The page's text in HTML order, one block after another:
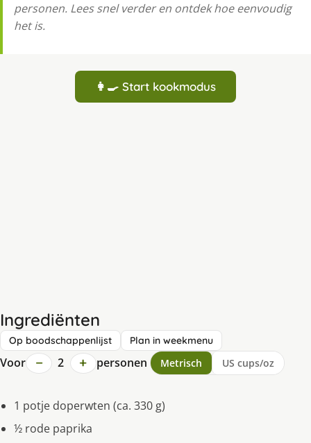
personen. Lees snel verder en ontdek hoe eenvoudig
het is.
👩‍🍳 Start kookmodus
Ingrediënten
Op boodschappenlijst Plan in weekmenu
Voor − 2 + personen Metrisch US cups/oz
1 potje doperwten (ca. 330 g)
½ rode paprika